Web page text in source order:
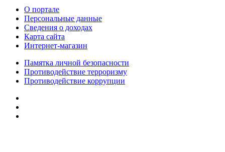
О портале
Персональные данные
Сведения о доходах
Карта сайта
Интернет-магазин
Памятка личной безопасности
Противодействие терроризму
Противодействие коррупции